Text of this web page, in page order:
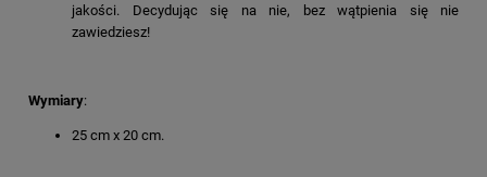
jakości. Decydując się na nie, bez wątpienia się nie
zawiedziesz!
Wymiary:
25 cm x 20 cm.